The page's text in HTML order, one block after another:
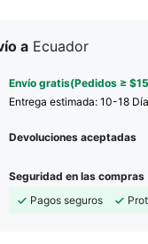
a Ecuador
Envío gratis(Pedidos ≥
Entrega estimada: 10-18
Devoluciones aceptadas
Seguridad en las compras
Pagos seguros